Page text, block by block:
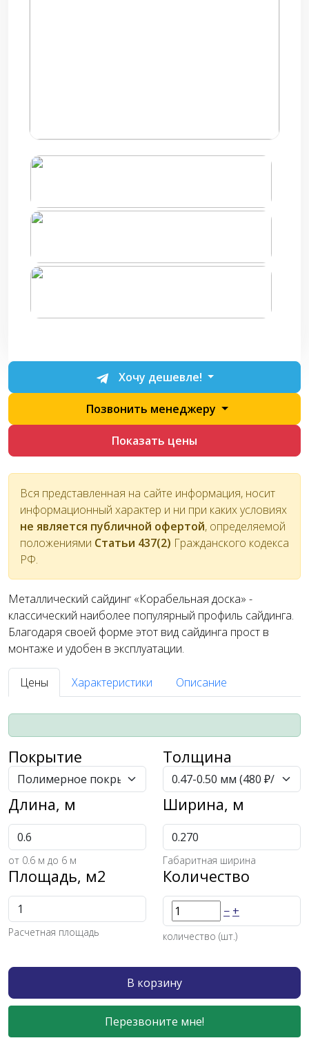
Хочу дешевле!
Позвонить менеджеру
Показать цены
Вся представленная на сайте информация, носит
информационный характер и ни при каких условиях
не является публичной офертой, определяемой
положениями Статьи 437(2) Гражданского кодекса
РФ.
Металлический сайдинг «Корабельная доска» -
классический наиболее популярный профиль сайдинга.
Благодаря своей форме этот вид сайдинга прост в
монтаже и удобен в эксплуатации.
Цены Характеристики Описание
Покрытие Толщина
Длина, м
от 0.6 м до 6 м
Ширина, м
Габаритная ширина
Площадь, м2
Расчетная площадь
Количество
− +
количество (шт.)
В корзину
Перезвоните мне!